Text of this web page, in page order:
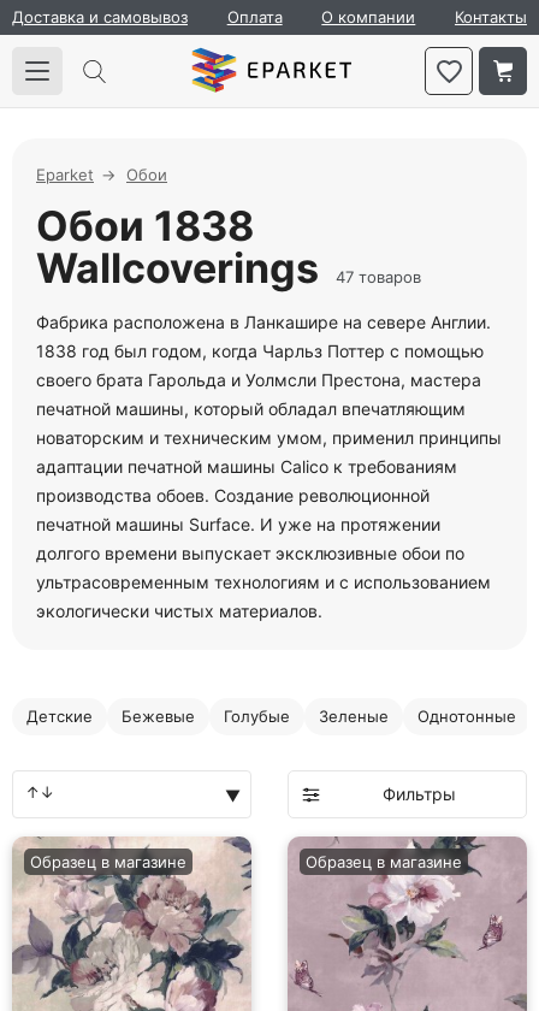
Доставка и самовывоз Оплата О компании Контакты
Eparket Обои
Обои 1838
Wallcoverings
47 товаров
Фабрика расположена в Ланкашире на севере Англии.
1838 год был годом, когда Чарльз Поттер с помощью
своего брата Гарольда и Уолмсли Престона, мастера
печатной машины, который обладал впечатляющим
новаторским и техническим умом, применил принципы
адаптации печатной машины Calico к требованиям
производства обоев. Создание революционной
печатной машины Surface. И уже на протяжении
долгого времени выпускает эксклюзивные обои по
ультрасовременным технологиям и с использованием
экологически чистых материалов.
Детские Бежевые Голубые Зеленые Однотонные
Фильтры
Образец в магазине Образец в магазине